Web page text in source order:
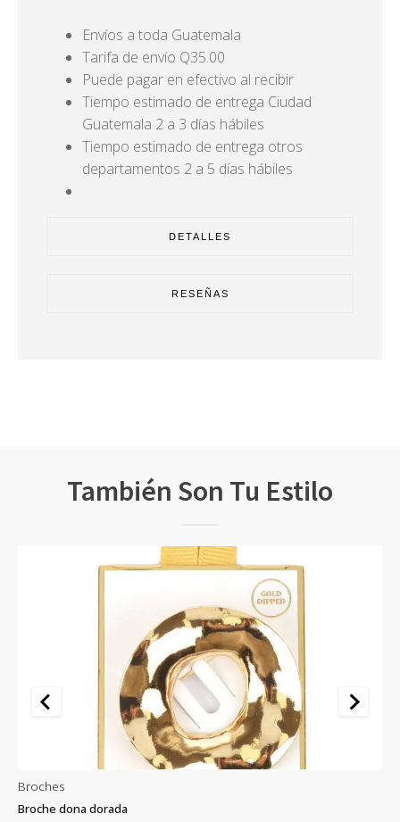
Envíos a toda Guatemala
Tarifa de envío Q35.00
Puede pagar en efectivo al recibir
Tiempo estimado de entrega Ciudad
Guatemala 2 a 3 días hábiles
Tiempo estimado de entrega otros
departamentos 2 a 5 días hábiles
DETALLES
RESEÑAS
También Son Tu Estilo
Broches
Broche dona dorada